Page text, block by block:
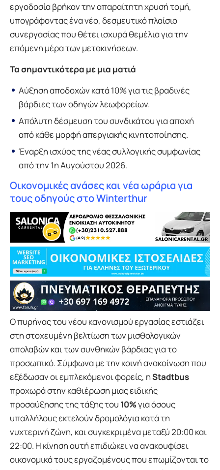
εργοδοσία βρήκαν την απαραίτητη χρυσή τομή,
υπογράφοντας ένα νέο, δεσμευτικό πλαίσιο
συνεργασίας που θέτει ισχυρά θεμέλια για την
επόμενη μέρα των μετακινήσεων.
Τα σημαντικότερα με μια ματιά
Αύξηση αποδοχών κατά 10% για τις βραδινές
βάρδιες των οδηγών λεωφορείων.
Απόλυτη δέσμευση του συνδικάτου για αποχή
από κάθε μορφή απεργιακής κινητοποίησης.
Έναρξη ισχύος της νέας συλλογικής συμφωνίας
από την 1η Αυγούστου 2026.
Οικονομικές ανάσες και νέα ωράρια για
τους οδηγούς στο Winterthur
Ο πυρήνας του νέου κανονισμού εργασίας εστιάζει
στη στοχευμένη βελτίωση των μισθολογικών
απολαβών και των συνθηκών βάρδιας για το
προσωπικό. Σύμφωνα με την κοινή ανακοίνωση που
εξέδωσαν οι εμπλεκόμενοι φορείς, ηStadtbus
προχωρά στην καθιέρωση μιας ειδικής
προσαύξησης της τάξης του 10%για όσους
υπαλλήλους εκτελούν δρομολόγια κατά τη
νυχτερινή ζώνη, και συγκεκριμένα μεταξύ 20:00 και
22:00. Η κίνηση αυτή επιδιώκει να ανακουφίσει
οικονομικά τους εργαζομένους που επωμίζονται το